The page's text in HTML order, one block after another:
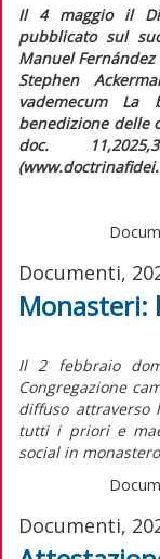
Il 4 maggio il
pubblicato sul
Manuel
Stephen
vademecum La
benedizione delle
doc.
Documenti,
Monasteri:
Il 2 febbraio
Congregazione
diffuso attraverso
tutti i priori e
social in
Documenti,